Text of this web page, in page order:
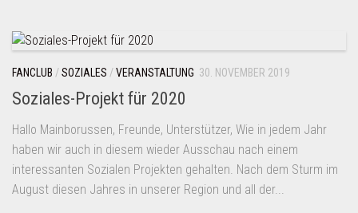
FANCLUB /SOZIALES /VERANSTALTUNG 30. NOVEMBER 2019
Soziales-Projekt für 2020
Hallo Mainborussen, Freunde, Unterstützer, Wie in jedem Jahr
haben wir auch in diesem wieder Ausschau nach einem
interessanten Sozialen Projekten gehalten. Nach dem Sturm im
August diesen Jahres in unserer Region und all der...